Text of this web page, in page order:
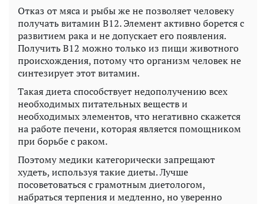
Отказ от мяса и рыбы же не позволяет человеку
получать витамин В12. Элемент активно борется с
развитием рака и не допускает его появления.
Получить В12 можно только из пищи животного
происхождения, потому что организм человек не
синтезирует этот витамин.
Такая диета способствует недополучению всех
необходимых питательных веществ и
необходимых элементов, что негативно скажется
на работе печени, которая является помощником
при борьбе с раком.
Поэтому медики категорически запрещают
худеть, используя такие диеты. Лучше
посоветоваться с грамотным диетологом,
набраться терпения и медленно, но уверенно